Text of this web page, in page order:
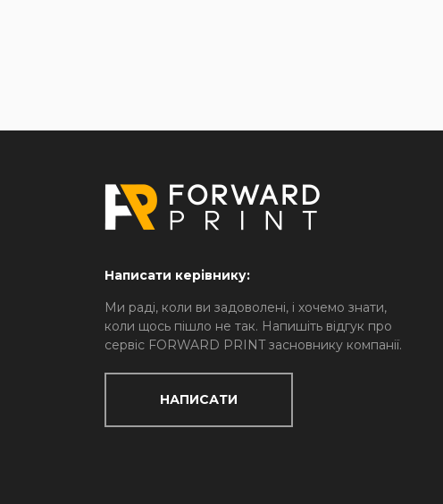
Написати керівнику:
Ми раді, коли ви задоволені, і хочемо знати,
коли щось пішло не так. Напишіть відгук про
сервіс FORWARD PRINT засновнику компанії.
НАПИСАТИ